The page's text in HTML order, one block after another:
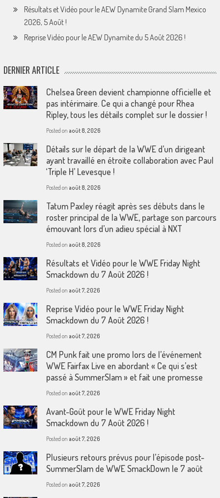
Résultats et Vidéo pour le AEW Dynamite Grand Slam Mexico
2026, 5 Août !
Reprise Vidéo pour le AEW Dynamite du 5 Août 2026 !
DERNIER ARTICLE
Chelsea Green devient championne officielle et
pas intérimaire. Ce qui a changé pour Rhea
Ripley, tous les détails complet sur le dossier !
Posted on août 8, 2026
Détails sur le départ de la WWE d’un dirigeant
ayant travaillé en étroite collaboration avec Paul
‘Triple H’ Levesque !
Posted on août 8, 2026
Tatum Paxley réagit après ses débuts dans le
roster principal de la WWE, partage son parcours
émouvant lors d’un adieu spécial à NXT
Posted on août 8, 2026
Résultats et Vidéo pour le WWE Friday Night
Smackdown du 7 Août 2026 !
Posted on août 7, 2026
Reprise Vidéo pour le WWE Friday Night
Smackdown du 7 Août 2026 !
Posted on août 7, 2026
CM Punk fait une promo lors de l’événement
WWE Fairfax Live en abordant « Ce qui s’est
passé à SummerSlam » et fait une promesse
Posted on août 7, 2026
Avant-Goût pour le WWE Friday Night
Smackdown du 7 Août 2026 !
Posted on août 7, 2026
Plusieurs retours prévus pour l’épisode post-
SummerSlam de WWE SmackDown le 7 août
Posted on août 7, 2026